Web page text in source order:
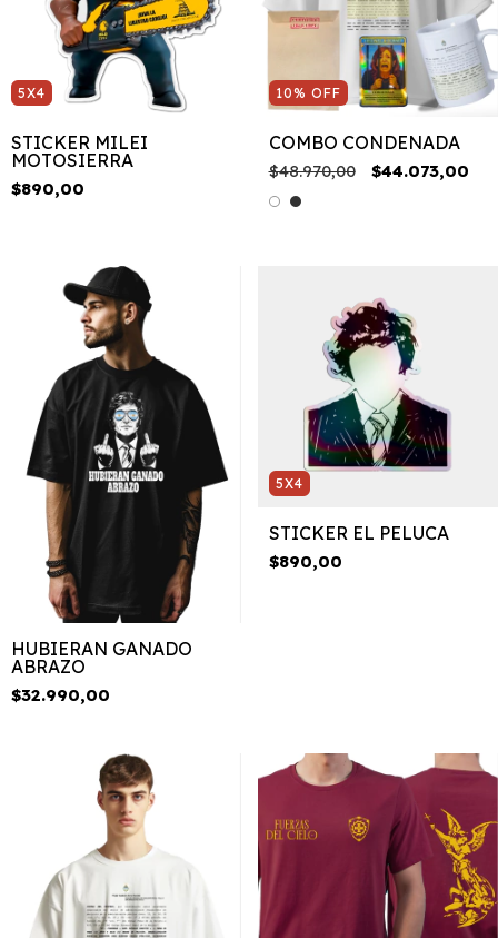
5X4
STICKER MILEI
MOTOSIERRA
$890,00
10% OFF
COMBO CONDENADA
$48.970,00 $44.073,00
HUBIERAN GANADO
ABRAZO
$32.990,00
5X4
STICKER EL PELUCA
$890,00